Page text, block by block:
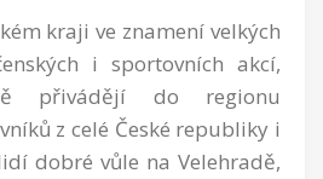
kraji ve znamení velkých
i sportovních akcí,
přivádějí do regionu
z celé České republiky i
dobré vůle na Velehradě,